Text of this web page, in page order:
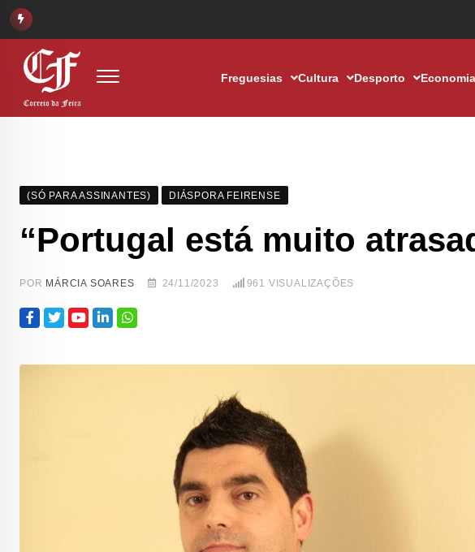
Freguesias Cultura Desporto Economia
(SÓ PARA ASSINANTES) DIÁSPORA FEIRENSE
“Portugal está muito
POR MÁRCIA SOARES 24/11/2023 961 VISUALIZAÇÕES